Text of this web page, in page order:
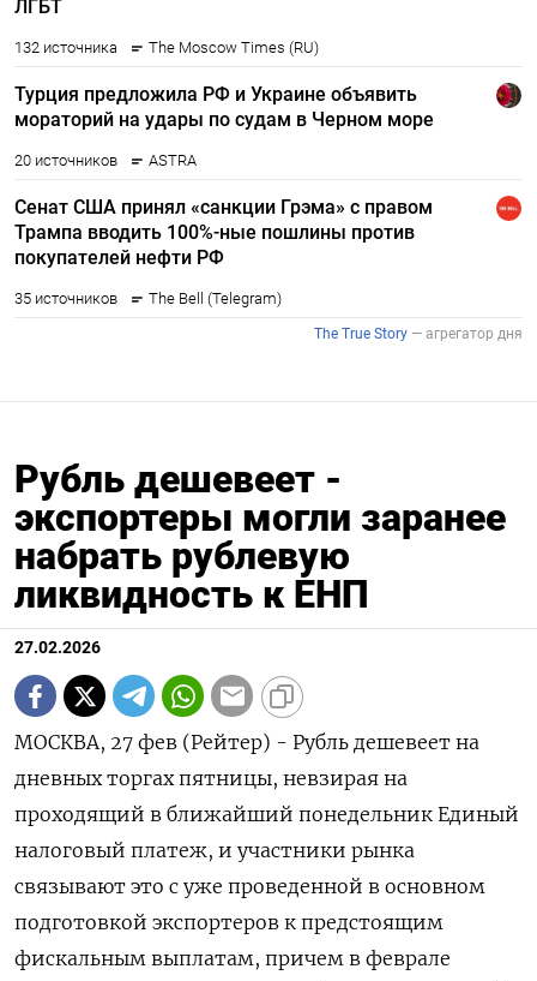
Рубль дешевеет -
экспортеры могли заранее
набрать рублевую
ликвидность к ЕНП
27.02.2026
МОСКВА, 27 фев (Рейтер) - Рубль дешевеет на
дневных торгах пятницы, невзирая на
проходящий в ближайший понедельник Единый
налоговый платеж, и участники рынка
связывают это с уже проведенной в основном
подготовкой экспортеров к предстоящим
фискальным выплатам, причем в феврале